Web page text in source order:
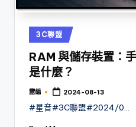
Posted
in
3C聯盟
RAM 與儲存裝置：
是什麼？
Posted
露編 2024-08-13
#星音#3C聯盟#2024/0…